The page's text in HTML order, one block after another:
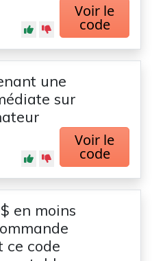
Voir le
code
une
sur
Voir le
code
en moins
ce code